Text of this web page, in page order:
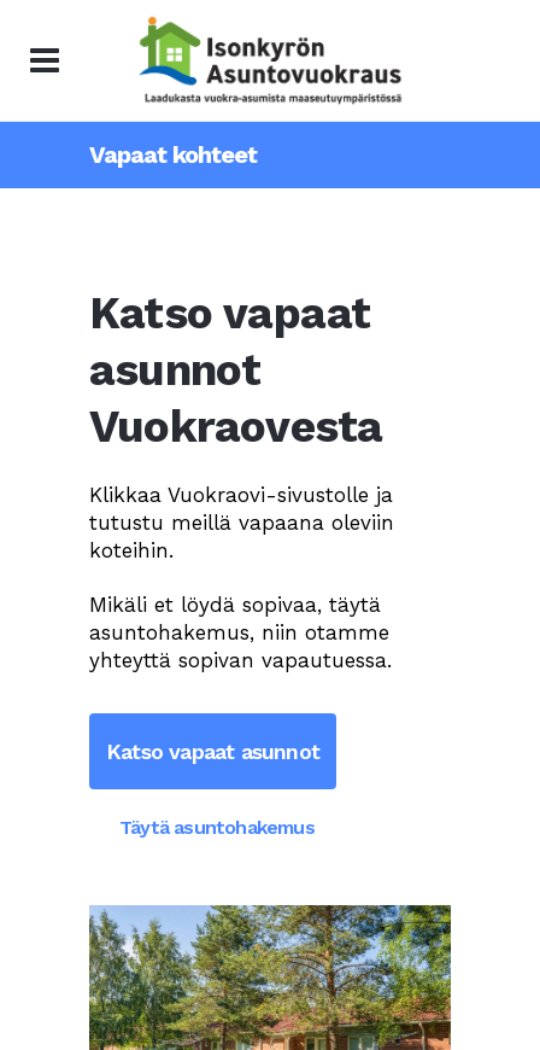
Vapaat kohteet
Katso vapaat
asunnot
Vuokraovesta
Klikkaa Vuokraovi-sivustolle ja
tutustu meillä vapaana oleviin
koteihin.
Mikäli et löydä sopivaa, täytä
asuntohakemus, niin otamme
yhteyttä sopivan vapautuessa.
Katso vapaat asunnot
Täytä asuntohakemus